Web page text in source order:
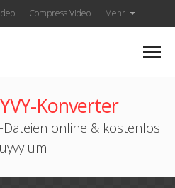
Compress Video Mehr
Konverter
online & kostenlos
um